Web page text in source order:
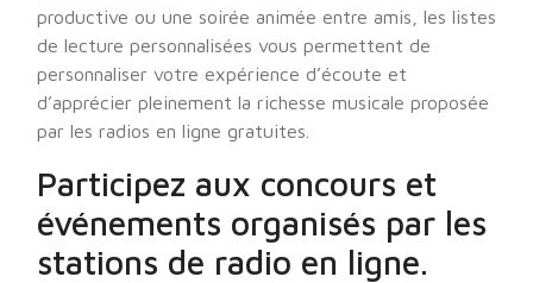
productive ou une soirée animée entre amis, les listes
de lecture personnalisées vous permettent de
personnaliser votre expérience d’écoute et
d’apprécier pleinement la richesse musicale proposée
par les radios en ligne gratuites.
Participez aux concours et
événements organisés par les
stations de radio en ligne.